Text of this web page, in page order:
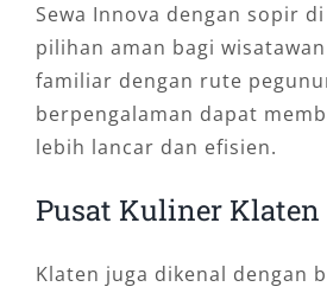
Sewa Innova dengan sopir
pilihan aman bagi
familiar dengan rute
berpengalaman dapat
lebih lancar dan efisien.
Pusat Kuliner Klaten
Klaten juga dikenal dengan